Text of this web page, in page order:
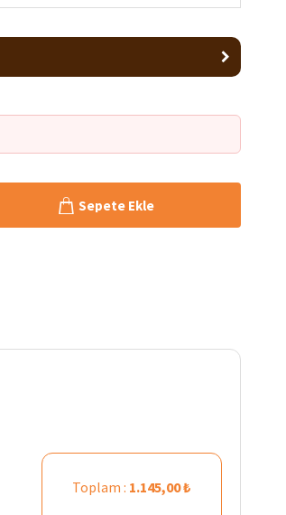
Sepete Ekle
Toplam : 1.145,00 ₺